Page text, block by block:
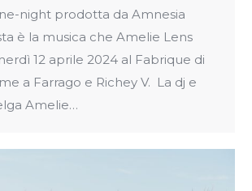
night prodotta da Amnesia
è la musica che Amelie Lens
12 aprile 2024 al Fabrique di
a Farrago e Richey V. La dj e
Amelie…